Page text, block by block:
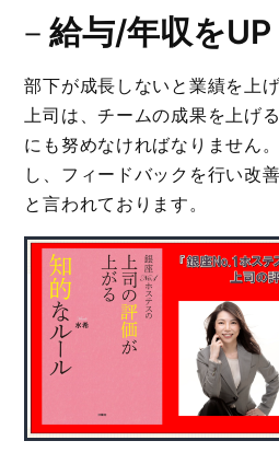
－ 給与/年収をUP
部下が成長しないと業績を上
上司は、チームの成果を上げ
にも努めなければなりません
し、フィードバックを行い改
と言われております。